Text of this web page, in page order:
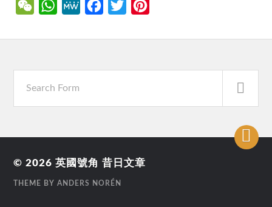
WeChatWhatsApp
MeWe Facebook
Twitter
© 2026英國號角 昔日文章
THEME BYANDERS NORÉN